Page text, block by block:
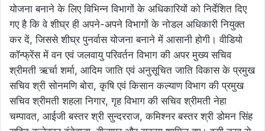
योजना बनाने के लिए विभिन्न विभागों के अधिकारियों को निर्देशित दिए
गए है कि वे शीघ्र ही अपने-अपने विभागों के नोडल अधिकारी नियुक्त
कर दें, जिससे शीघ्र पुनर्वास योजना बनाने में आसानी होगी। वीडियो
कॉन्फ्रेंस में वन एवं जलवायु परिवर्तन विभाग की अपर मुख्य सचिव
श्रीमती ऋर्चा शर्मा, आदिम जाति एवं अनुसूचित जाति विकास के प्रमुख
सचिव श्री सोनमणि बोरा, कृषि एवं किसान कल्याण विभाग की प्रमुख
सचिव श्रीमती शहला निगार, गृह विभाग की सचिव श्रीमती नेहा
चम्पावत, आईजी बस्तर श्री सुन्दरराज, कमिश्नर बस्तर श्री डोमन सिंह